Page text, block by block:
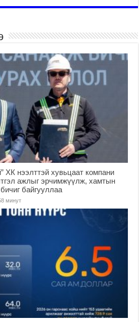
ХК нээлттэй хувьцаат компани
ажлыг эрчимжүүлж, хамтын
байгууллаа
минут